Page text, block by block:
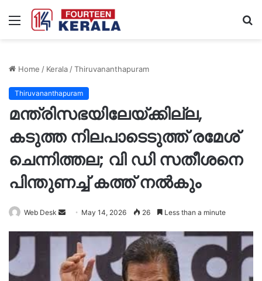
Menu
Home / Kerala/Thiruvananthapuram
Thiruvananthapuram
മന്ത്രിസഭയിലേയ്ക്കില്ല,
കടുത്ത നിലപാടെടുത്ത് രമേശ്
ചെന്നിത്തല; വി ഡി സതീശനെ
പിന്തുണച്ച് കത്ത് നൽകും
Web Desk
Send
email
May 14, 2026 26 Less than a minute